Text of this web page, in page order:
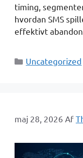
timing,
hvordan SMS
effektivt
Kategorier
Uncategorized
maj 28, 2026 Af